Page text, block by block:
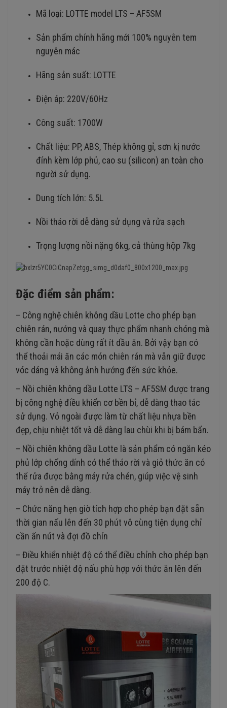
Mã loại: LOTTE model LTS – AF5SM
Sản phẩm chính hãng mới 100% nguyên tem
nguyên mác
Hãng sản suất: LOTTE
Điện áp: 220V/60Hz
Công suất: 1700W
Chất liệu: PP, ABS, Thép không gỉ, sơn kị nước
đính kèm lớp phủ, cao su (silicon) an toàn cho
người sử dụng.
Dung tích lớn: 5.5L
Nồi tháo rời dễ dàng sử dụng và rửa sạch
Trọng lượng nồi nặng 6kg, cả thùng hộp 7kg
Đặc điểm sản phẩm:
– Công nghệ chiên không dầu Lotte cho phép bạn
chiên rán, nướng và quay thực phẩm nhanh chóng mà
không cần hoặc dùng rất ít dầu ăn. Bởi vậy bạn có
thể thoải mái ăn các món chiên rán mà vẫn giữ được
vóc dáng và không ảnh hướng đến sức khỏe.
– Nồi chiên không dầu Lotte LTS – AF5SM được trang
bị công nghệ điều khiển cơ bền bỉ, dễ dàng thao tác
sử dụng. Vỏ ngoài được làm từ chất liệu nhựa bền
đẹp, chịu nhiệt tốt và dễ dàng lau chùi khi bị bám bẩn.
– Nồi chiên không dầu Lotte là sản phẩm có ngăn kéo
phủ lớp chống dính có thể tháo rời và giỏ thức ăn có
thể rửa được bằng máy rửa chén, giúp việc vệ sinh
máy trở nên dễ dàng.
– Chức năng hẹn giờ tích hợp cho phép bạn đặt sẵn
thời gian nấu lên đến 30 phút vô cùng tiện dụng chỉ
cần ấn nút và đợi đồ chín
– Điều khiển nhiệt độ có thể điều chỉnh cho phép bạn
đặt trước nhiệt độ nấu phù hợp với thức ăn lên đến
200 độ C.